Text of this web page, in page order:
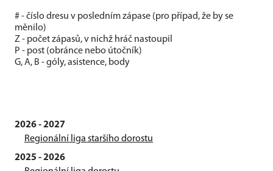
# - číslo dresu v posledním zápase (pro případ, že by se
měnilo)
Z - počet zápasů, v nichž hráč nastoupil
P - post (obránce nebo útočník)
G, A, B - góly, asistence, body
2026 - 2027
Regionální liga staršího dorostu
2025 - 2026